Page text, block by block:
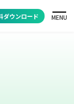
ダウンロード MENU